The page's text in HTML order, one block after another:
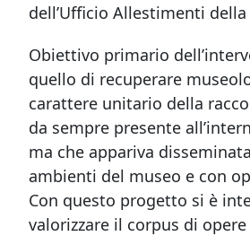
dell’Ufficio Allestimenti della
Obiettivo primario
quello di recuperare
carattere unitario della
da sempre presente
ma che appariva
ambienti del museo e con
Con questo progetto si è
valorizzare il corpus di